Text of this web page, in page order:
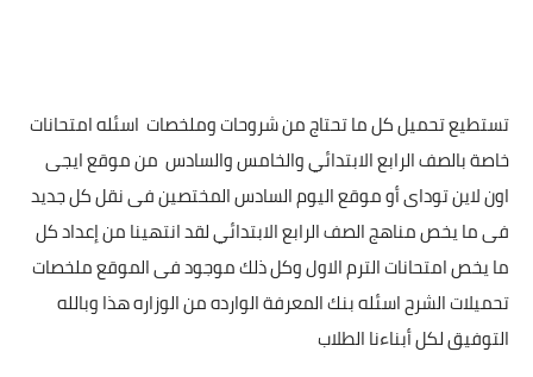
تستطيع تحميل كل ما تحتاج من شروحات وملخصات اسئله امتحانات
خاصة بالصف الرابع الابتدائي والخامس والسادس من موقع ايجى
اون لاين توداى أو موقع اليوم السادس المختصين فى نقل كل جديد
فى ما يخص مناهج الصف الرابع الابتدائي لقد انتهينا من إعداد كل
ما يخص امتحانات الترم الاول وكل ذلك موجود فى الموقع ملخصات
تحميلات الشرح اسئله بنك المعرفة الوارده من الوزاره هذا وبالله
التوفيق لكل أبناءنا الطلاب